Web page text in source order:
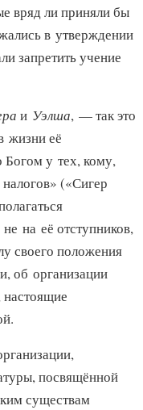
вряд ли приняли бы
в утверждении
запретить учение
и Уэлша, — так это
жизни её
Богом у тех, кому,
(«Сигер
на её отступников,
своего положения
об организации
посвящённой
существам